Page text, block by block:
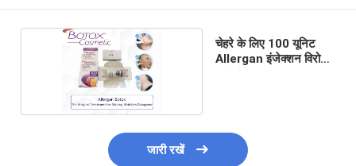
चेहरे के लिए 100 यूनिट
Allergan इंजेक्शन विरोधी
जारी रखें